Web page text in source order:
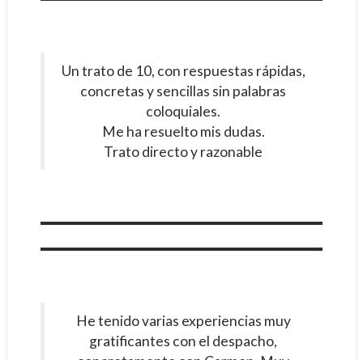
Un trato de 10, con respuestas rápidas,
concretas y sencillas sin palabras
coloquiales.
Me ha resuelto mis dudas.
Trato directo y razonable
He tenido varias experiencias muy
gratificantes con el despacho,